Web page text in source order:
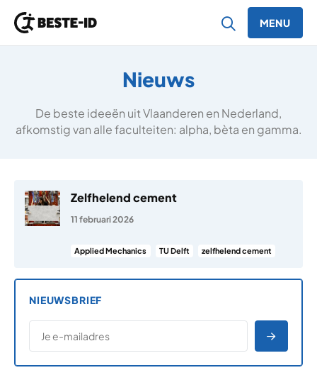
MENU
Nieuws
De beste ideeën uit Vlaanderen en Nederland,
afkomstig van alle faculteiten: alpha, bèta en gamma.
Zelfhelend cement
11 februari 2026
Applied Mechanics TU Delft zelfhelend cement
NIEUWSBRIEF
E-MAILADRES
*